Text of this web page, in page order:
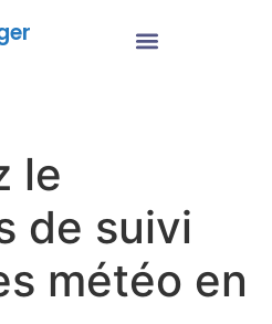
le
de suivi
météo en